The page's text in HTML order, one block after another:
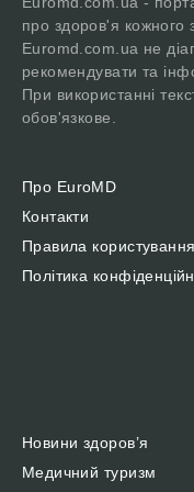
про здоров'я кожного
Euromd.com.ua не
рекомендувати та
При використанні
обов'язкове.
Про EuroMD
Контакти
Правила користування
Політика
Новини здоров’я
Медичний туризм